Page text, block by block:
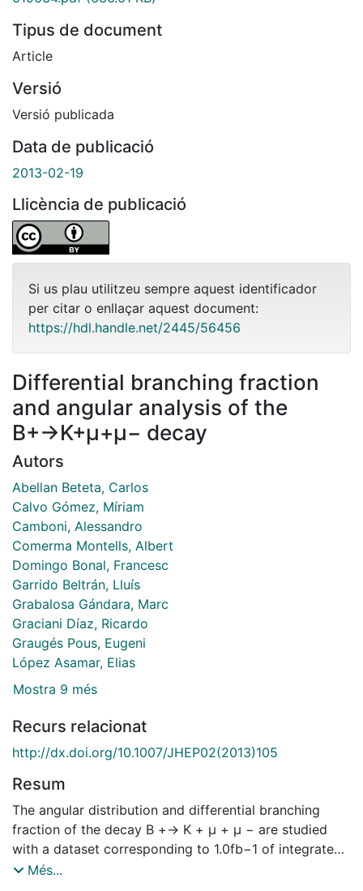
Tipus de document
Article
Versió
Versió publicada
Data de publicació
2013-02-19
Llicència de publicació
Si us plau utilitzeu sempre aquest identificador
per citar o enllaçar aquest document:
https://hdl.handle.net/2445/56456
Differential branching fraction
and angular analysis of the
B+→K+μ+μ− decay
Autors
Abellan Beteta, Carlos
Calvo Gómez, Míriam
Camboni, Alessandro
Comerma Montells, Albert
Domingo Bonal, Francesc
Garrido Beltrán, Lluís
Grabalosa Gándara, Marc
Graciani Díaz, Ricardo
Graugés Pous, Eugeni
López Asamar, Elias
Mostra 9 més
Recurs relacionat
http://dx.doi.org/10.1007/JHEP02(2013)105
Resum
The angular distribution and differential branching
fraction of the decay B +→ K + μ + μ − are studied
with a dataset corresponding to 1.0fb−1 of integrated
luminosity, collected by the LHCb experiment. The
Més...